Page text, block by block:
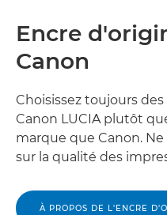
Encre
Canon
Choisissez toujours
Canon LUCIA plutôt
marque que Canon.
sur la qualité des
À PROPOS DE L'ENCRE